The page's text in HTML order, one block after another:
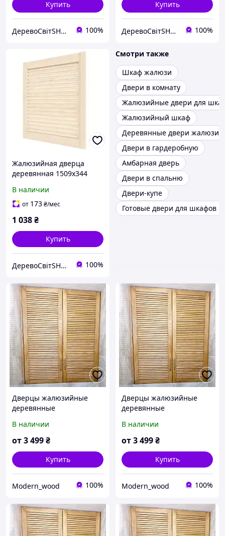
Купить
ДеревоСвітSHOP 100%
Купить
ДеревоСвітSHOP 100%
Жалюзийная дверца
деревянная 1509х344
В наличии
от 173₴/мес
1 038₴
Купить
ДеревоСвітSHOP 100%
Смотри также
Шкаф жалюзи
Двери в комнату
Жалюзийные двери для
Жалюзийный шкаф
Деревянные двери жалюзи
Двери в гардеробную
Амбарная дверь
Двери в спальню
Двери-купе
Готовые двери для шкафов
Дверцы жалюзийные
деревянные
В наличии
от3 499₴
Купить
Modern_wood 100%
Дверцы жалюзийные
деревянные
В наличии
от3 499₴
Купить
Modern_wood 100%